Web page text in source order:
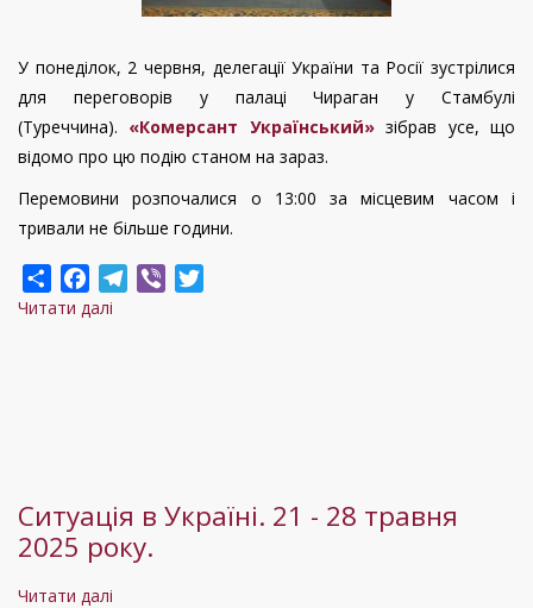
У понеділок, 2 червня, делегації України та Росії зустрілися
для переговорів у палаці Чираган у Стамбулі
(Туреччина). «Комерсант Український»зібрав усе, що
відомо про цю подію станом на зараз.
Перемовини розпочалися о 13:00 за місцевим часом і
тривали не більше години.
ShareFacebookTelegram
Viber
Читати далі
результати
другого
Ситуація в Україні. 21 - 28 травня
2025 року.
Читати далі